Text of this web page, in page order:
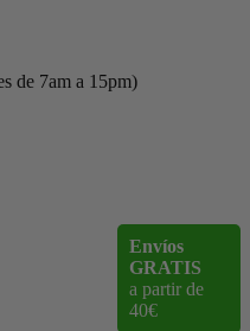
de 7am a 15pm)
Envíos
GRATIS
a partir de
40€